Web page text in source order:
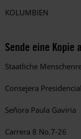
KOLUMBIEN
Sende eine Kopie
Staatliche
Consejera
Señora Paula Gaviria
Carrera 8 No.7-26